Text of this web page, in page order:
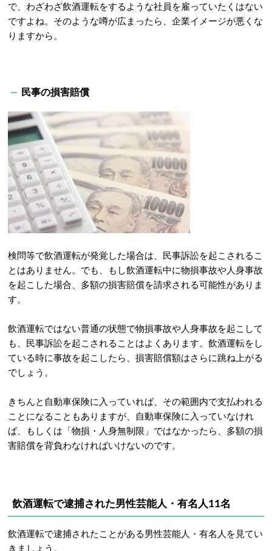
で、わざわざ飲酒運転をするような社員を雇っていたくはない
ですよね。そのような噂が広まったら、企業イメージが悪くな
りますから。
民事の損害賠償
検問等で飲酒運転が発覚した場合は、民事訴訟を起こされるこ
とはありません。でも、もし飲酒運転中に物損事故や人身事故
を起こした場合、多額の損害賠償を請求される可能性がありま
す。
飲酒運転ではない普通の状態で物損事故や人身事故を起こして
も、民事訴訟を起こされることはよくあります。飲酒運転をし
ている時に事故を起こしたら、損害賠償額はさらに跳ね上がる
でしょう。
きちんと自動車保険に入っていれば、その範囲内で支払われる
ことになることもありますが、自動車保険に入っていなけれ
ば、もしくは「物損・人身無制限」ではなかったら、多額の損
害賠償を背負わなければいけないのです。
飲酒運転で逮捕された男性芸能人・有名人11名
飲酒運転で逮捕されたことがある男性芸能人・有名人を見てい
きましょう。